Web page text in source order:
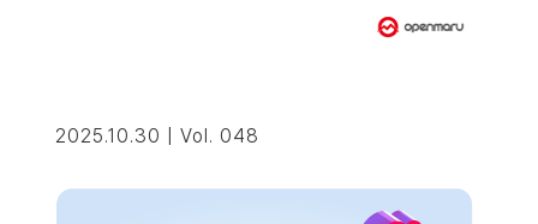
2025.10.30 | Vol. 048